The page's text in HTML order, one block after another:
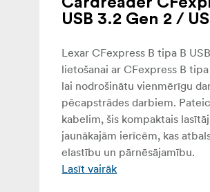
USB 3.2 Gen 2 /
Lexar CFexpress B tipa B
lietošanai ar CFexpress B
lai nodrošinātu vienmērīgu
pēcapstrādes darbiem.
kabelim, šis kompaktais
jaunākajām ierīcēm, kas
elastību un pārnēsājamību.
Lasīt vairāk